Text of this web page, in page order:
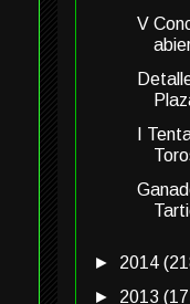
V
I
► 2014
► 2013